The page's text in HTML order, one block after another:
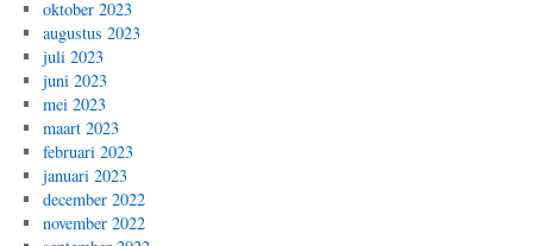
oktober 2023
augustus 2023
juli 2023
juni 2023
mei 2023
maart 2023
februari 2023
januari 2023
december 2022
november 2022